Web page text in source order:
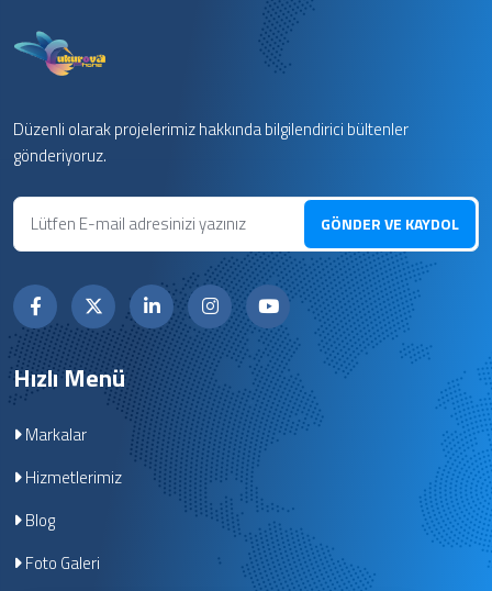
Düzenli olarak projelerimiz hakkında bilgilendirici bültenler
gönderiyoruz.
GÖNDER VE KAYDOL
Hızlı Menü
Markalar
Hizmetlerimiz
Blog
Foto Galeri